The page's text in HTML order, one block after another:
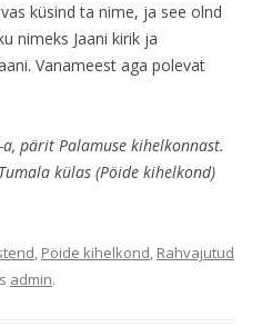
küsind ta nime, ja see olnd
nimeks Jaani kirik ja
Vanameest aga polevat
pärit Palamuse kihelkonnast.
külas (Pöide kihelkond)
, Pöide kihelkond, Rahvajutud
admin.